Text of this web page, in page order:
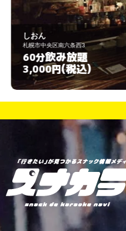
札幌市中央区南六条西3丁目
60分飲み放題
3,000円(税込)